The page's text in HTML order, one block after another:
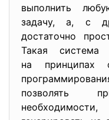
выполнить
задачу, а, с
достаточно
Такая система
на принципах
позволять